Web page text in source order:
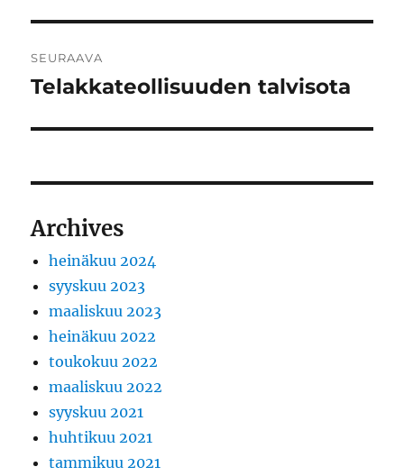
SEURAAVA
Seuraava
Telakkateollisuuden talvisota
Archives
heinäkuu 2024
syyskuu 2023
maaliskuu 2023
heinäkuu 2022
toukokuu 2022
maaliskuu 2022
syyskuu 2021
huhtikuu 2021
tammikuu 2021